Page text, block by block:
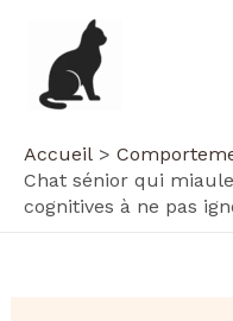
contenu
Accueil
Chat sénior qui
cognitives à ne pas